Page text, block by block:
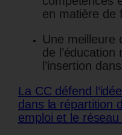
en matière de
Une meilleure
de l’éducation
l’insertion
La CC défend
dans la répartition
emploi et le